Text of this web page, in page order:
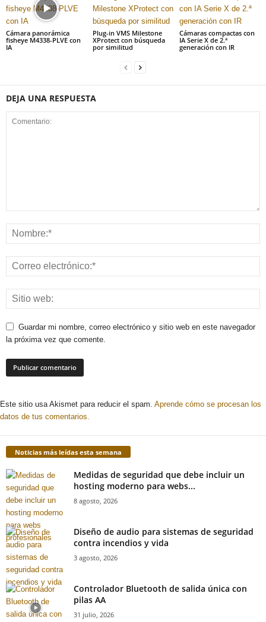
Cámara panorámica
fisheye M4338-PLVE con
IA
Plug-in VMS Milestone
XProtect con búsqueda
por similitud
Cámaras compactas con
IA Serie X de 2.ª
generación con IR
DEJA UNA RESPUESTA
Guardar mi nombre, correo electrónico y sitio web en este navegador
la próxima vez que comente.
Este sitio usa Akismet para reducir el spam. Aprende cómo se procesan los
datos de tus comentarios.
Noticias más leídas esta semana
Medidas de seguridad que debe incluir un
hosting moderno para webs...
8 agosto, 2026
Diseño de audio para sistemas de seguridad
contra incendios y vida
3 agosto, 2026
Controlador Bluetooth de salida única con
pilas AA
31 julio, 2026